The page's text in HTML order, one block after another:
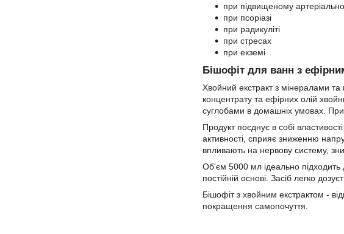
при підвищеному
при псоріазі
при радикуліті
при стресах
при екземі
Бішофіт для ванн з
Хвойний екстракт з мінералами та
концентрату та ефірних олій
суглобами в домашніх умовах.
Продукт поєднує в собі
активності, сприяє зниженню
впливають на нервову систему,
Об'єм 5000 мл ідеально підходить
постійній основі. Засіб легко
Бішофіт з хвойним екстрактом -
покращення самопочуття.